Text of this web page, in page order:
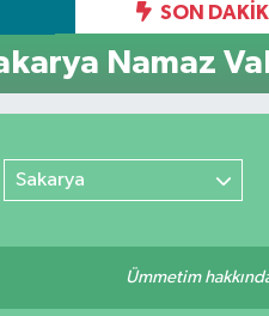
SON
Heyeti Iğdır’ın Tarihi
Namaz
Sakarya
Ümmetim
Durumu ve Fikstür
Haberleri